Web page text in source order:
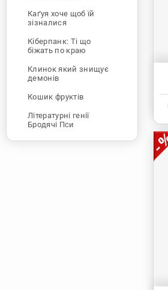
Каґуя хоче щоб їй
зізналися
Кіберпанк: Ті що
біжать по краю
Клинок який знищує
демонів
Кошик фруктів
Літературні генії
Бродячі Пси
Людина-бензопила